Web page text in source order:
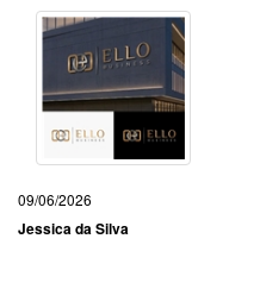
09/06/2026
Jessica da Silva